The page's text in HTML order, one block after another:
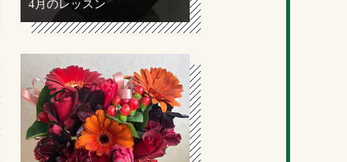
4月のレッスン